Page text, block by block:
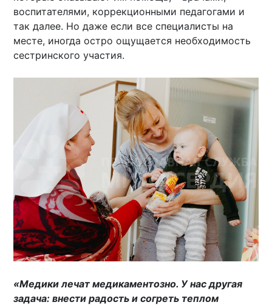
воспитателями, коррекционными педагогами и
так далее. Но даже если все специалисты на
месте, иногда остро ощущается необходимость
сестринского участия.
«Медики лечат медикаментозно. У нас другая
задача: внести радость и согреть теплом